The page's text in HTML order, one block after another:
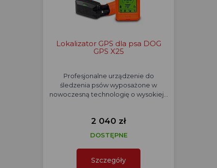
Lokalizator GPS dla psa DOG
GPS X25
Profesjonalne urządzenie do
śledzenia psów wyposażone w
nowoczesną technologię o wysokiej…
2 040 zł
DOSTĘPNE
Szczegóły